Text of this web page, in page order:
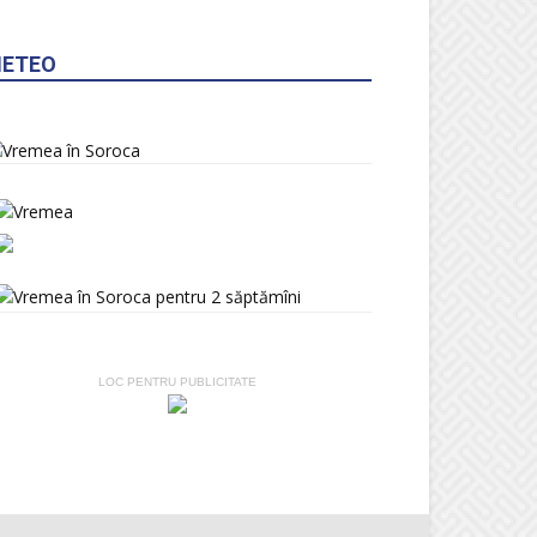
LOC PENTRU PUBLICITATE